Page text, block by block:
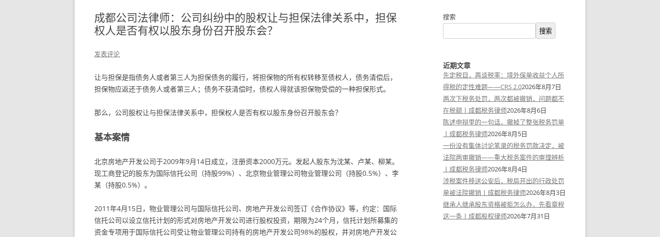
成都公司法律师：公司纠纷中的股权让与担保法律关系中，担保
权人是否有权以股东身份召开股东会？
发表评论
让与担保是指债务人或者第三人为担保债务的履行，将担保物的所有权转移至债权人，债务清偿后，
担保物应返还于债务人或者第三人；债务不获清偿时，债权人得就该担保物受偿的一种担保形式。
那么，公司股权让与担保法律关系中，担保权人是否有权以股东身份召开股东会？
基本案情
北京房地产开发公司于2009年9月14日成立，注册资本2000万元。发起人股东为沈某、卢某、柳某。
现工商登记的股东为国际信托公司（持股99%）、北京物业管理公司物业管理公司（持股0.5%）、李
某（持股0.5%）。
2011年4月15日，物业管理公司与国际信托公司、房地产开发公司签订《合作协议》等，约定：国际
信托公司以设立信托计划的形式对房地产开发公司进行股权投资，期限为24个月，信托计划所募集的
资金专项用于国际信托公司受让物业管理公司持有的房地产开发公司98%的股权，并对房地产开发公
搜索
搜索
近期文章
先定税目，再谈税率：境外保单收益个人所
得税的定性难题——CRS 2.02026年8月7日
两次下税务处罚，两次都被撤销，问题都不
在税额丨成都税务律师2026年8月6日
陈述申辩里的一句话，撤掉了整张税务罚单
丨成都税务律师2026年8月5日
一份没有集体讨论笔录的税务罚款决定，被
法院两审撤销——重大税务案件的审理辨析
丨成都税务律师2026年8月4日
涉税案件移送公安后，税局开出的行政处罚
单被法院撤销丨成都税务律师2026年8月3日
继承人继承股东资格被拒怎么办，先看章程
这一条丨成都股权律师2026年7月31日